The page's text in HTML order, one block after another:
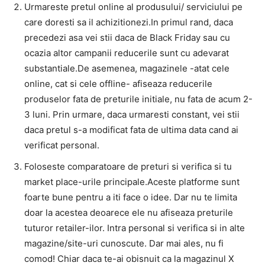
Urmareste pretul online al produsului/ serviciului pe
care doresti sa il achizitionezi.In primul rand, daca
precedezi asa vei stii daca de Black Friday sau cu
ocazia altor campanii reducerile sunt cu adevarat
substantiale.De asemenea, magazinele -atat cele
online, cat si cele offline- afiseaza reducerile
produselor fata de preturile initiale, nu fata de acum 2-
3 luni. Prin urmare, daca urmaresti constant, vei stii
daca pretul s-a modificat fata de ultima data cand ai
verificat personal.
Foloseste comparatoare de preturi si verifica si tu
market place-urile principale.Aceste platforme sunt
foarte bune pentru a iti face o idee. Dar nu te limita
doar la acestea deoarece ele nu afiseaza preturile
tuturor retailer-ilor. Intra personal si verifica si in alte
magazine/site-uri cunoscute. Dar mai ales, nu fi
comod! Chiar daca te-ai obisnuit ca la magazinul X